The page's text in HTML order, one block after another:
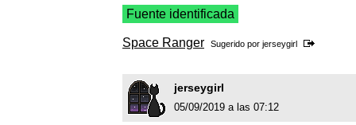
Fuente identificada
Space Ranger Sugerido por jerseygirl
jerseygirl
05/09/2019 a las 07:12